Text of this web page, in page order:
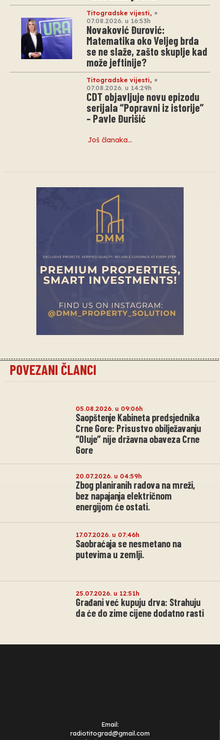
Titogradske vijesti,
07.08.2026. u 16:53h
Novaković Đurović:
Matematika oko Veljeg brda
se ne slaže, zašto skuplje kad
može jeftinije?
Titogradske vijesti,
07.08.2026. u 14:29h
CDT objavljuje novu epizodu
serijala “Popravni iz istorije”
– Pavle Đurišić
Još članaka…
POVEZANI ČLANCI
05.08.2026. u 09:06h
Saopštenje Kabineta predsjednika
Crne Gore: Prisustvo obilježavanju
“Oluje” nije državna obaveza Crne
Gore
20.07.2026. u 04:59h
Zbog planiranih radova na mreži,
bez napajanja električnom
energijom će ostati.
17.07.2026. u 07:46h
Saobraćaja se nesmetano na
putevima u zemlji.
25.07.2026. u 12:51h
Građani već kupuju drva: Strahuju
da će do zime cijene dodatno rasti
Email:
radiotitograd@gmail.com